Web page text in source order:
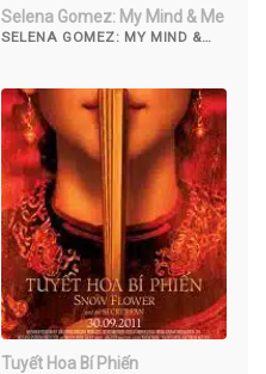
Selena Gomez: My Mind & Me
SELENA GOMEZ: MY MIND &
Tuyết Hoa Bí Phiến